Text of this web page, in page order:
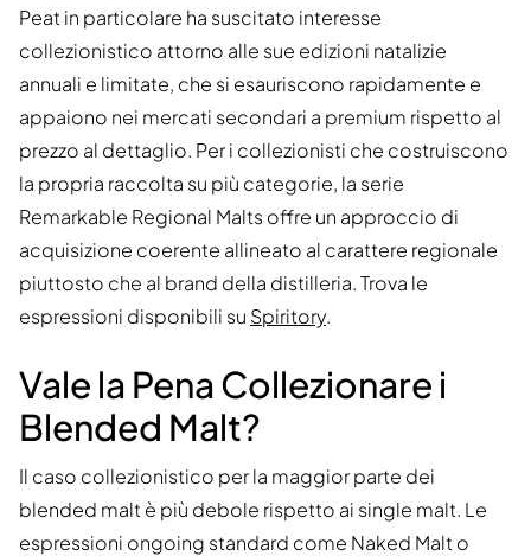
Peat in particolare ha suscitato interesse
collezionistico attorno alle sue edizioni natalizie
annuali e limitate, che si esauriscono rapidamente e
appaiono nei mercati secondari a premium rispetto al
prezzo al dettaglio. Per i collezionisti che costruiscono
la propria raccolta su più categorie, la serie
Remarkable Regional Malts offre un approccio di
acquisizione coerente allineato al carattere regionale
piuttosto che al brand della distilleria. Trova le
espressioni disponibili su Spiritory.
Vale la Pena Collezionare i
Blended Malt?
Il caso collezionistico per la maggior parte dei
blended malt è più debole rispetto ai single malt. Le
espressioni ongoing standard come Naked Malt o